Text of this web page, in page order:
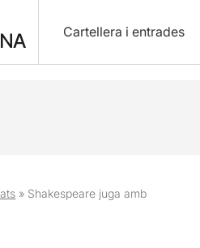
Cartellera i entrades
» Shakespeare juga amb